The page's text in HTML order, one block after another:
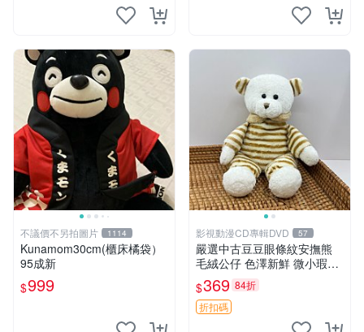
不議價不另拍圖片 1114
Kunamom30cm(櫃床橘袋）
95成新
$999
影視動漫CD專輯DVD 57
嚴選中古豆豆眼條紋安撫熊
毛絨公仔 色澤新鮮 微小瑕疵
可收藏 中古 安撫熊 條紋公仔
$369 84折
折扣碼